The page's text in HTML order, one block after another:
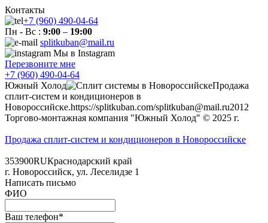
Контакты
+7 (960) 490-04-64
Пн - Вс : 9:00 – 19:00
splitkuban@mail.ru
Мы в Instagram
Перезвоните мне
+7 (960) 490-04-64
Южный Холод
Продажа
сплит-систем и кондиционеров в
Новороссийске.https://splitkuban.com/splitkuban@mail.ru2012
Торгово-монтажная компания "Южный Холод" © 2025 г.
Продажа сплит-систем и кондиционеров в Новороссийске
353900RUКраснодарский край
г. Новороссийск, ул. Леселидзе 1
Написать письмо
ФИО
Ваш телефон*